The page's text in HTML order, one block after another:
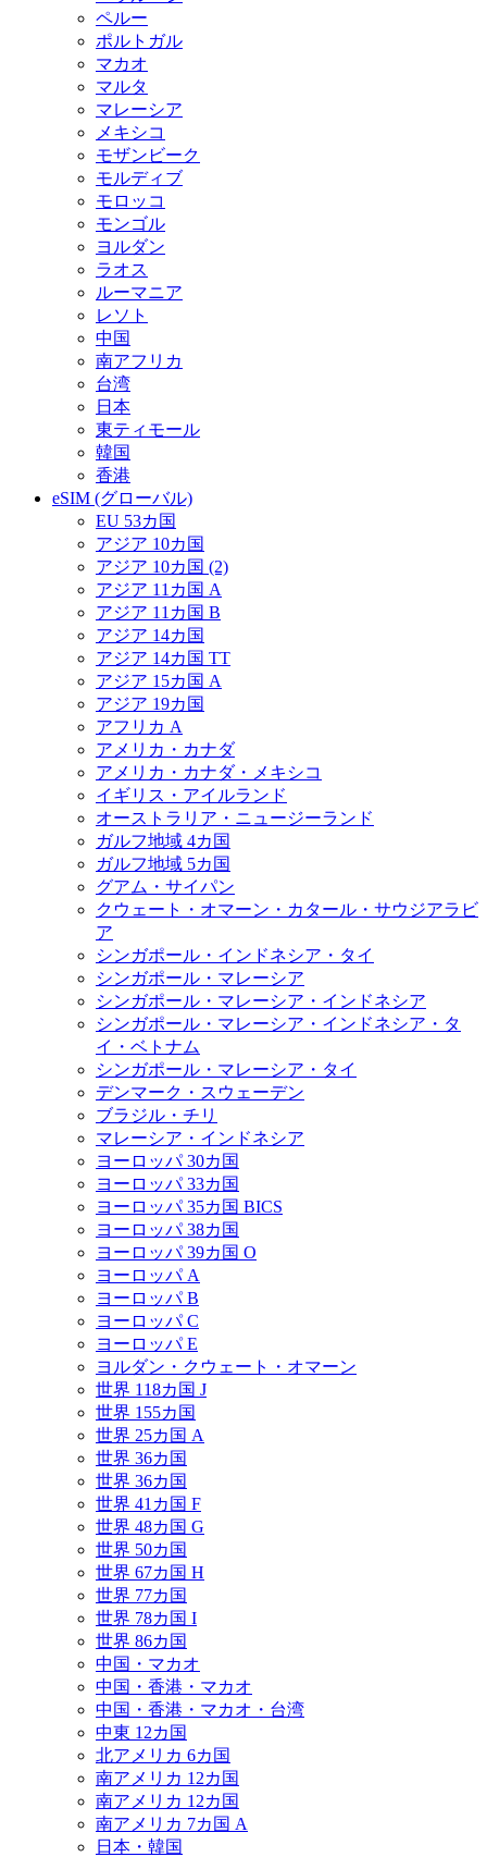
ペルー
ポルトガル
マカオ
マルタ
マレーシア
メキシコ
モザンビーク
モルディブ
モロッコ
モンゴル
ヨルダン
ラオス
ルーマニア
レソト
中国
南アフリカ
台湾
日本
東ティモール
韓国
香港
eSIM (グローバル)
EU 53カ国
アジア 10カ国
アジア 10カ国 (2)
アジア 11カ国 A
アジア 11カ国 B
アジア 14カ国
アジア 14カ国 TT
アジア 15カ国 A
アジア 19カ国
アフリカ A
アメリカ・カナダ
アメリカ・カナダ・メキシコ
イギリス・アイルランド
オーストラリア・ニュージーランド
ガルフ地域 4カ国
ガルフ地域 5カ国
グアム・サイパン
クウェート・オマーン・カタール・サウジアラビ
ア
シンガポール・インドネシア・タイ
シンガポール・マレーシア
シンガポール・マレーシア・インドネシア
シンガポール・マレーシア・インドネシア・タ
イ・ベトナム
シンガポール・マレーシア・タイ
デンマーク・スウェーデン
ブラジル・チリ
マレーシア・インドネシア
ヨーロッパ 30カ国
ヨーロッパ 33カ国
ヨーロッパ 35カ国 BICS
ヨーロッパ 38カ国
ヨーロッパ 39カ国 O
ヨーロッパ A
ヨーロッパ B
ヨーロッパ C
ヨーロッパ E
ヨルダン・クウェート・オマーン
世界 118カ国 J
世界 155カ国
世界 25カ国 A
世界 36カ国
世界 36カ国
世界 41カ国 F
世界 48カ国 G
世界 50カ国
世界 67カ国 H
世界 77カ国
世界 78カ国 I
世界 86カ国
中国・マカオ
中国・香港・マカオ
中国・香港・マカオ・台湾
中東 12カ国
北アメリカ 6カ国
南アメリカ 12カ国
南アメリカ 12カ国
南アメリカ 7カ国 A
日本・韓国